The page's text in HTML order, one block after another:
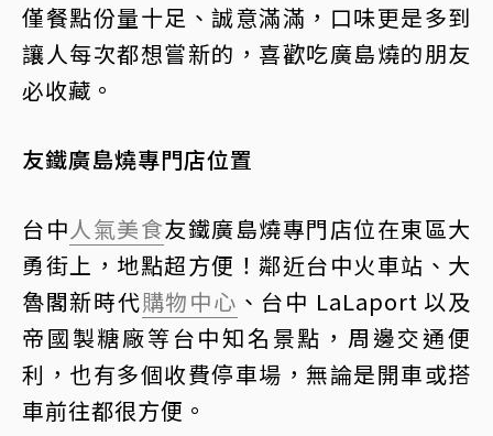
僅餐點份量十足、誠意滿滿，口味更是多到
讓人每次都想嘗新的，喜歡吃廣島燒的朋友
必收藏。
友鐵廣島燒專門店位置
台中人氣美食友鐵廣島燒專門店位在東區大
勇街上，地點超方便！鄰近台中火車站、大
魯閣新時代購物中心 、台中 LaLaport 以及
帝國製糖廠等台中知名景點，周邊交通便
利，也有多個收費停車場，無論是開車或搭
車前往都很方便。